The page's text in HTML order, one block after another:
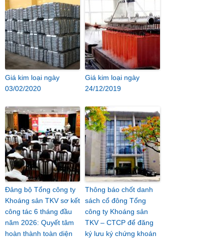
Giá kim loại ngày
03/02/2020
Giá kim loại ngày
24/12/2019
Đảng bộ Tổng công ty
Khoáng sản TKV sơ kết
công tác 6 tháng đầu
năm 2026: Quyết tâm
hoàn thành toàn diện
Thông báo chốt danh
sách cổ đông Tổng
công ty Khoáng sản
TKV – CTCP để đăng
ký lưu ký chứng khoán